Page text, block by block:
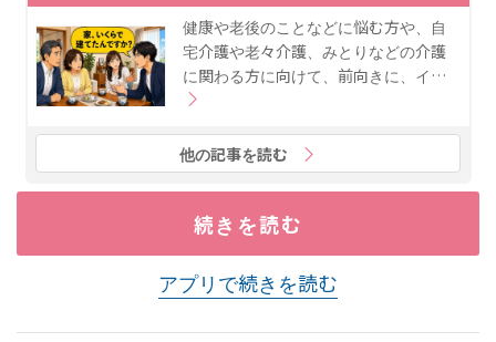
健康や老後のことなどに悩む方や、自
宅介護や老々介護、みとりなどの介護
に関わる方に向けて、前向きに、イ…
他の記事を読む
続きを読む
アプリで続きを読む